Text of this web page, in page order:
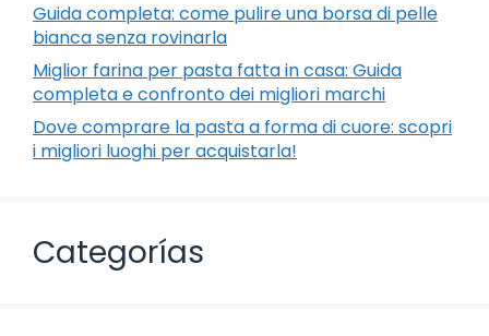
Guida completa: come pulire una borsa di pelle
bianca senza rovinarla
Miglior farina per pasta fatta in casa: Guida
completa e confronto dei migliori marchi
Dove comprare la pasta a forma di cuore: scopri
i migliori luoghi per acquistarla!
Categorías